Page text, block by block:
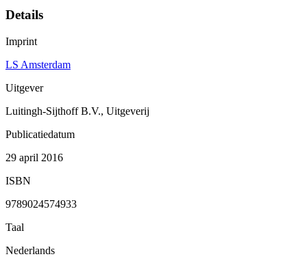
Details
Imprint
LS Amsterdam
Uitgever
Luitingh-Sijthoff B.V., Uitgeverij
Publicatiedatum
29 april 2016
ISBN
9789024574933
Taal
Nederlands